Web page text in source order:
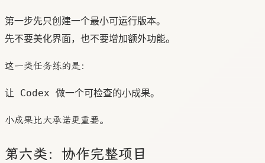
第一步先只创建一个最小可运行版本。
这一类任务练的是：
小成果比大承诺更重要。
第六类：协作完整项目